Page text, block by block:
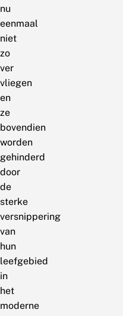
nu
eenmaal
niet
zo
ver
vliegen
en
ze
bovendien
worden
gehinderd
door
de
sterke
versnippering
van
hun
leefgebied
in
het
moderne